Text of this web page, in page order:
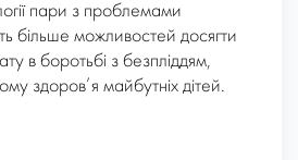
пари з проблемами
більше можливостей досягти
в боротьбі з безпліддям,
здоров’я майбутніх дітей.